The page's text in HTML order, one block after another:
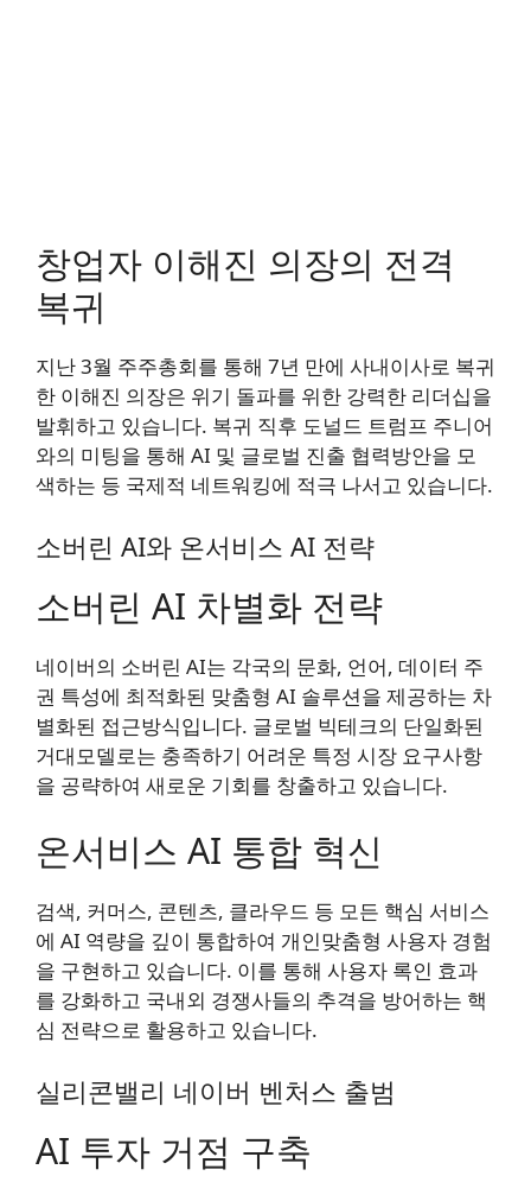
창업자 이해진 의장의 전격
복귀
지난 3월 주주총회를 통해 7년 만에 사내이사로 복귀
한 이해진 의장은 위기 돌파를 위한 강력한 리더십을
발휘하고 있습니다. 복귀 직후 도널드 트럼프 주니어
와의 미팅을 통해 AI 및 글로벌 진출 협력방안을 모
색하는 등 국제적 네트워킹에 적극 나서고 있습니다.
소버린 AI와 온서비스 AI 전략
소버린 AI 차별화 전략
네이버의 소버린 AI는 각국의 문화, 언어, 데이터 주
권 특성에 최적화된 맞춤형 AI 솔루션을 제공하는 차
별화된 접근방식입니다. 글로벌 빅테크의 단일화된
거대모델로는 충족하기 어려운 특정 시장 요구사항
을 공략하여 새로운 기회를 창출하고 있습니다.
온서비스 AI 통합 혁신
검색, 커머스, 콘텐츠, 클라우드 등 모든 핵심 서비스
에 AI 역량을 깊이 통합하여 개인맞춤형 사용자 경험
을 구현하고 있습니다. 이를 통해 사용자 록인 효과
를 강화하고 국내외 경쟁사들의 추격을 방어하는 핵
심 전략으로 활용하고 있습니다.
실리콘밸리 네이버 벤처스 출범
AI 투자 거점 구축